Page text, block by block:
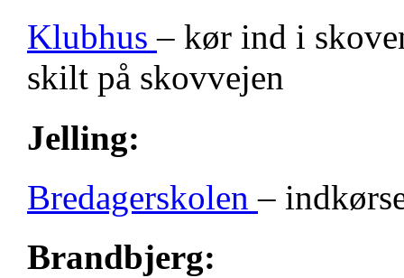
Klubhus– kør ind i
skilt på skovvejen
Jelling:
Bredagerskolen–
Brandbjerg: